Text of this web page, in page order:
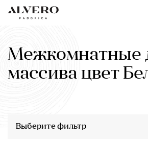
Перейти
Межкомнатные
массива цвет
Выберите фильтр